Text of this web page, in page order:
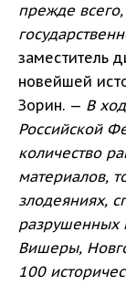
прежде
заместитель
новейшей
Зорин. — В
Российской
количество
материалов,
злодеяниях,
разрушенных
Вишеры,
100